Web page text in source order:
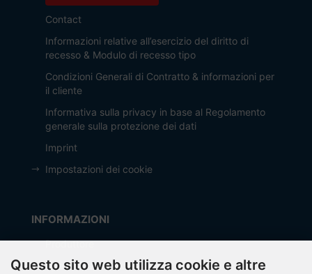
Contact
Informazioni relative all’esercizio del diritto di
recesso & Modulo di recesso tipo
Condizioni Generali di Contratto & informazioni per
il cliente
Informativa sulla privacy in base al Regolamento
generale sulla protezione dei dati
Imprint
Impostazioni dei cookie
INFORMAZIONI
Produttore
Spese di spedizione
Questo sito web utilizza cookie e altre